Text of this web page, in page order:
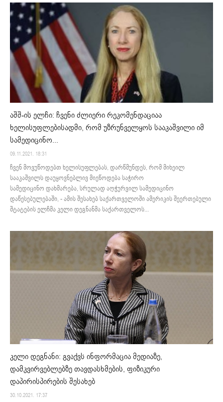
აშშ-ის ელჩი: ჩვენი ძლიერი რეკომენდაციაა
ხელისუფლებისადმი, რომ უზრუნველყოს სააკაშვილი იმ
სამედიცინო...
09.11.2021. 18:31
ჩვენ მოვუწოდებთ ხელისუფლებას, დარწმუნდეს, რომ მიხეილ
სააკაშვილს დაუყოვნებლივ მიეწოდება საჭირო
სამედიცინო დახმარება, სრულად აღჭურვილ სამედიცინო
დაწესებულებაში, - ამის შესახებ საქართველოში ამერიკის შეერთებული
შტატების ელჩმა კელი დეგნანმა საქართველოს...
კელი დეგნანი: გვაქვს ინფორმაცია მედიაზე,
დამკვირვებლებზე თავდასხმების, ფიზიკური
დაპირისპირების შესახებ
30.10.2021. 17:37